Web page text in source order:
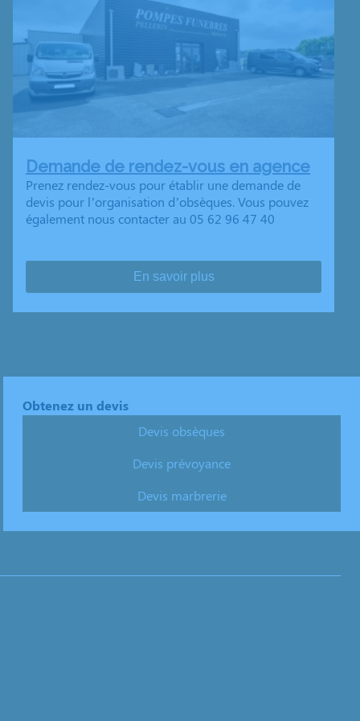
Demande de rendez-vous en agence
Prenez rendez-vous pour établir une demande de
devis pour l’organisation d’obsèques. Vous pouvez
également nous contacter au 05 62 96 47 40
En savoir plus
Obtenez un devis
Devis obsèques
Devis prévoyance
Devis marbrerie